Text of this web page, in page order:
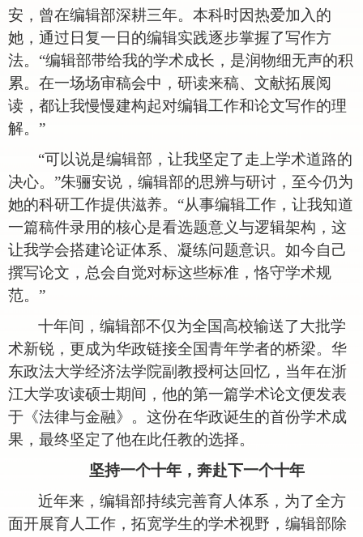
安，曾在编辑部深耕三年。本科时因热爱加入的
她，通过日复一日的编辑实践逐步掌握了写作方
法。 “编辑部带给我的学术成长，是润物细无声的积
累。在一场场审稿会中，研读来稿、文献拓展阅
读，都让我慢慢建构起对编辑工作和论文写作的理
解。”
“可以说是编辑部，让我坚定了走上学术道路的
决心。”朱骊安说，编辑部的思辨与研讨，至今仍为
她的科研工作提供滋养。“从事编辑工作，让我知道
一篇稿件录用的核心是看选题意义与逻辑架构，这
让我学会搭建论证体系、凝练问题意识。如今自己
撰写论文，总会自觉对标这些标准，恪守学术规
范。”
十年间，编辑部不仅为全国高校输送了大批学
术新锐，更成为华政链接全国青年学者的桥梁。华
东政法大学经济法学院副教授柯达回忆，当年在浙
江大学攻读硕士期间，他的第一篇学术论文便发表
于《法律与金融》。这份在华政诞生的首份学术成
果，最终坚定了他在此任教的选择。
坚持一个十年，奔赴下一个十年
近年来，编辑部持续完善育人体系，为了全方
面开展育人工作，拓宽学生的学术视野，编辑部除